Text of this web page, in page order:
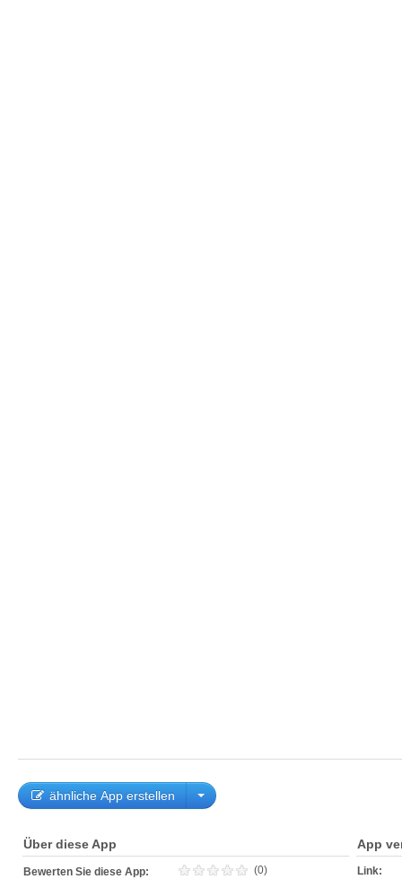
ähnliche App erstellen
Über diese App
Bewerten Sie diese App: (0)
App
Link: